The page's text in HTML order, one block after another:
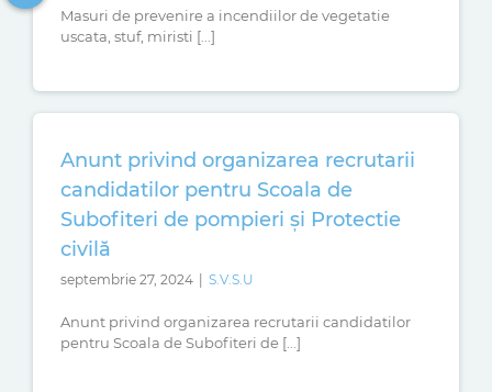
Masuri de prevenire a incendiilor de vegetatie
uscata, stuf, miristi [...]
Anunt privind organizarea recrutarii
candidatilor pentru Scoala de
Subofiteri de pompieri și Protectie
civilă
septembrie 27, 2024 | S.V.S.U
Anunt privind organizarea recrutarii candidatilor
pentru Scoala de Subofiteri de [...]